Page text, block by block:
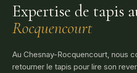
Expertise de tapis
Rocquencourt
Au Chesnay-Rocquencourt, nous
retourner le tapis pour lire son